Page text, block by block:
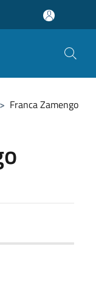
> Franca Zamengo